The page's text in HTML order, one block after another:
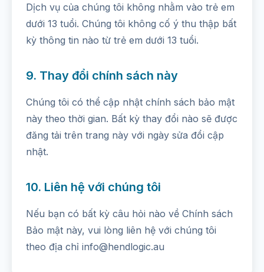
Dịch vụ của chúng tôi không nhằm vào trẻ em
dưới 13 tuổi. Chúng tôi không cố ý thu thập bất
kỳ thông tin nào từ trẻ em dưới 13 tuổi.
9. Thay đổi chính sách này
Chúng tôi có thể cập nhật chính sách bảo mật
này theo thời gian. Bất kỳ thay đổi nào sẽ được
đăng tải trên trang này với ngày sửa đổi cập
nhật.
10. Liên hệ với chúng tôi
Nếu bạn có bất kỳ câu hỏi nào về Chính sách
Bảo mật này, vui lòng liên hệ với chúng tôi
theo địa chỉ info@hendlogic.au